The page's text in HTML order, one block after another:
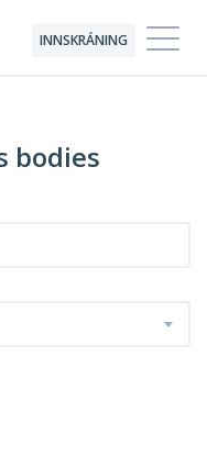
INNSKRÁNING
bodies